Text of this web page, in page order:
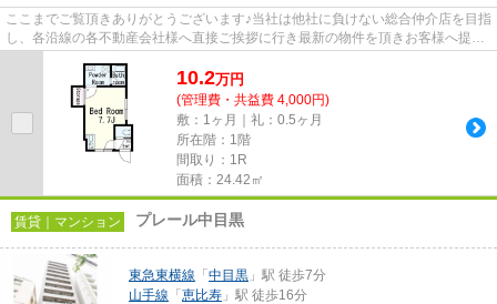
ここまでご覧頂きありがとうございます♪当社は他社に負けない総合仲介店を目指
し、各沿線の各不動産会社様へ直接ご挨拶に行き最新の物件を頂きお客様へ提供
10.2万円
(管理費・共益費 4,000円)
敷：1ヶ月｜礼：0.5ヶ月
所在階：1階
間取り：1R
面積：24.42㎡
賃貸｜マンション プレール中目黒
東急東横線 「 中目黒 」駅 徒歩7分
山手線 「 恵比寿 」駅 徒歩16分